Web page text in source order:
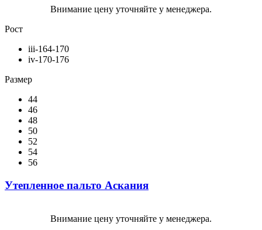
Внимание цену уточняйте у менеджера.
Рост
iii-164-170
iv-170-176
Размер
44
46
48
50
52
54
56
Утепленное пальто Аскания
Внимание цену уточняйте у менеджера.